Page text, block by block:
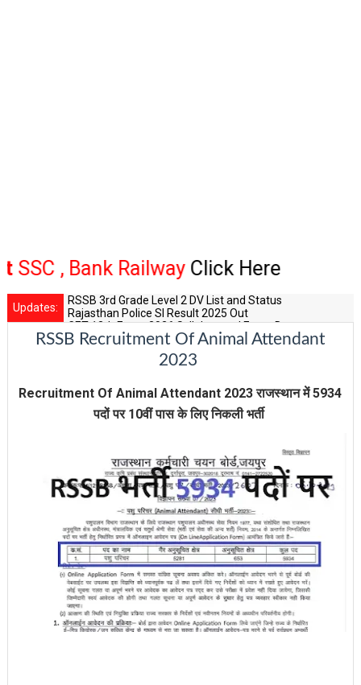
, Bank RailwayClick Here
Updates:
RSSB 3rd Grade Level 2 DV List and Status
Rajasthan Police SI Result 2025 Out
CET 12th Exam 2026 Syllabus and Exam Dates
RPSC Senior Teacher Recruitment 2025: Post Increase
RSSB LDC 2026 Typing Cutoff Survey
RSSB Recruitment Of Animal Attendant
2023
Recruitment Of Animal Attendant 2023 राजस्थान में 5934
पदों पर 10वीं पास के लिए निकली भर्ती